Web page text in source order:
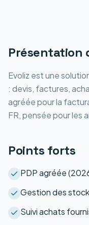
Présentation
Evoliz est une
: devis, factures,
agréée pour la
FR, pensée pour les
Points forts
PDP agréée
Gestion des
Suivi achats